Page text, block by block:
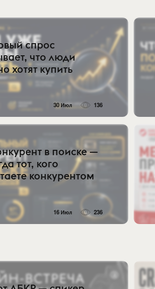
спрос
что люди
хотят купить
30 Июл 136
в поиске —
тот, кого
конкурентом
16 Июл 236